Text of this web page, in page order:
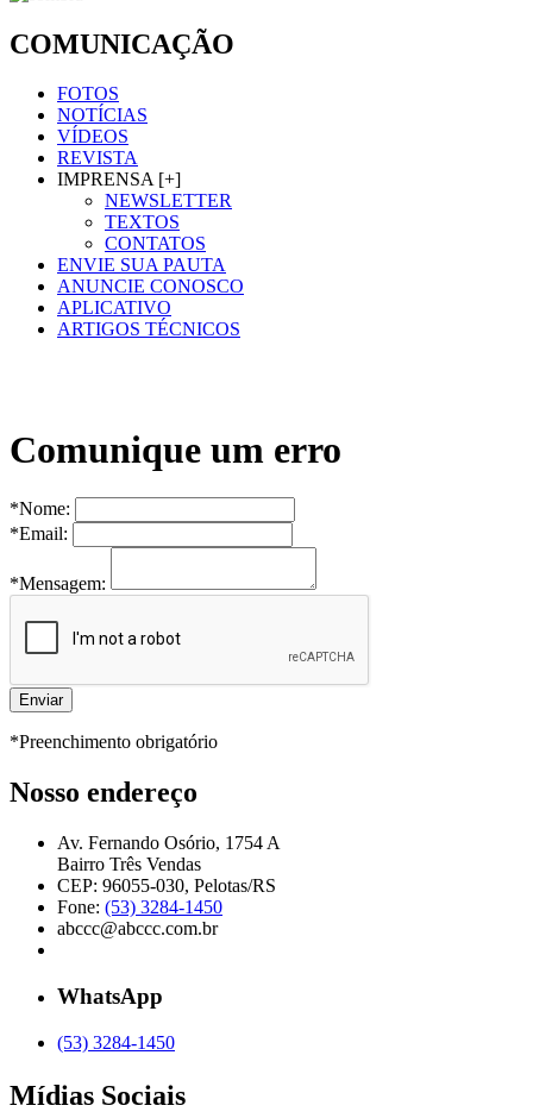
COMUNICAÇÃO
FOTOS
NOTÍCIAS
VÍDEOS
REVISTA
IMPRENSA [+]
NEWSLETTER
TEXTOS
CONTATOS
ENVIE SUA PAUTA
ANUNCIE CONOSCO
APLICATIVO
ARTIGOS TÉCNICOS
Comunique um erro
*Nome:
*Email:
*Mensagem:
*Preenchimento obrigatório
Nosso endereço
Av. Fernando Osório, 1754 A
Bairro Três Vendas
CEP: 96055-030, Pelotas/RS
Fone: (53) 3284-1450
abccc@abccc.com.br
WhatsApp
(53) 3284-1450
Mídias Sociais